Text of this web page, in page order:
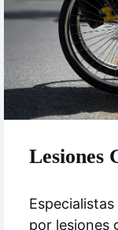
Lesiones
por lesiones